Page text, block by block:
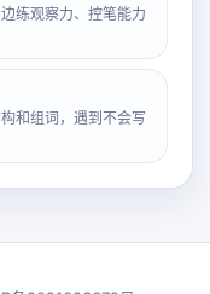
练观察力、控笔能力
和组词，遇到不会写